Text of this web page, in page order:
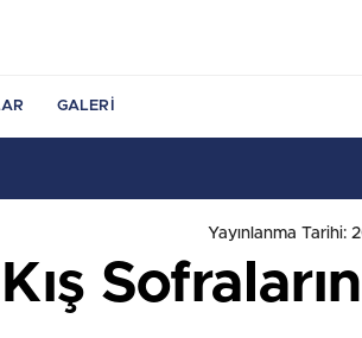
GALERI
Yayınlanma Tarihi: